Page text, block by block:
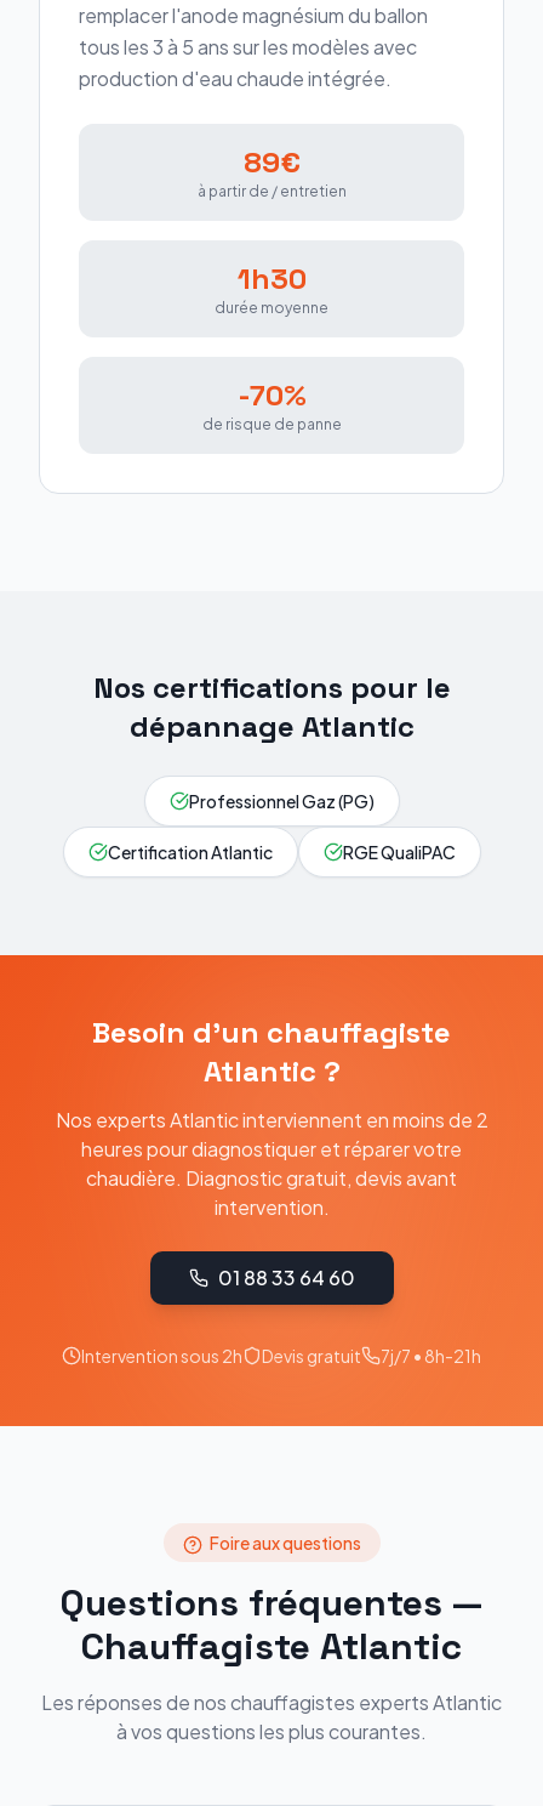
remplacer l'anode magnésium du ballon
tous les 3 à 5 ans sur les modèles avec
production d'eau chaude intégrée.
89€
à partir de / entretien
1h30
durée moyenne
-70%
de risque de panne
Nos certifications pour le
dépannage Atlantic
Professionnel Gaz (PG)
Certification Atlantic RGE QualiPAC
Besoin d'un chauffagiste
Atlantic ?
Nos experts Atlantic interviennent en moins de 2
heures pour diagnostiquer et réparer votre
chaudière. Diagnostic gratuit, devis avant
intervention.
01 88 33 64 60
Intervention sous 2h Devis gratuit 7j/7 • 8h-21h
Foire aux questions
Questions fréquentes —
Chauffagiste Atlantic
Les réponses de nos chauffagistes expertsAtlantic
à vos questions les plus courantes.